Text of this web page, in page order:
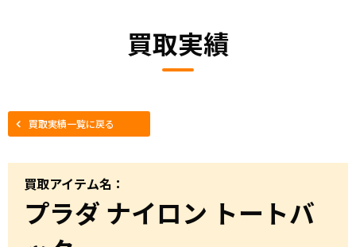
買取実績
買取実績一覧に戻る
買取アイテム名：
プラダ ナイロン トートバ